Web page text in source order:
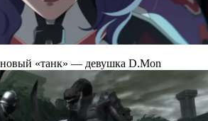
«танк» — девушка D.Mon